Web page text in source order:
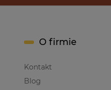
O firmie
Kontakt
Blog